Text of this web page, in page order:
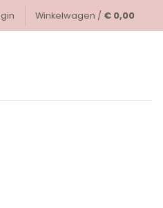
Winkelwagen / € 0,00